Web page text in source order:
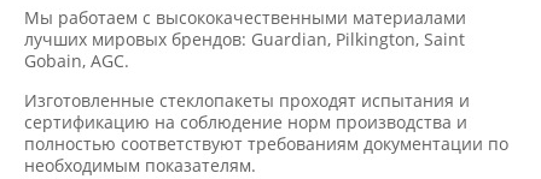
Мы работаем с высококачественными материалами
лучших мировых брендов: Guardian, Pilkington, Saint
Gobain, AGС.
Изготовленные стеклопакеты проходят испытания и
сертификацию на соблюдение норм производства и
полностью соответствуют требованиям документации по
необходимым показателям.